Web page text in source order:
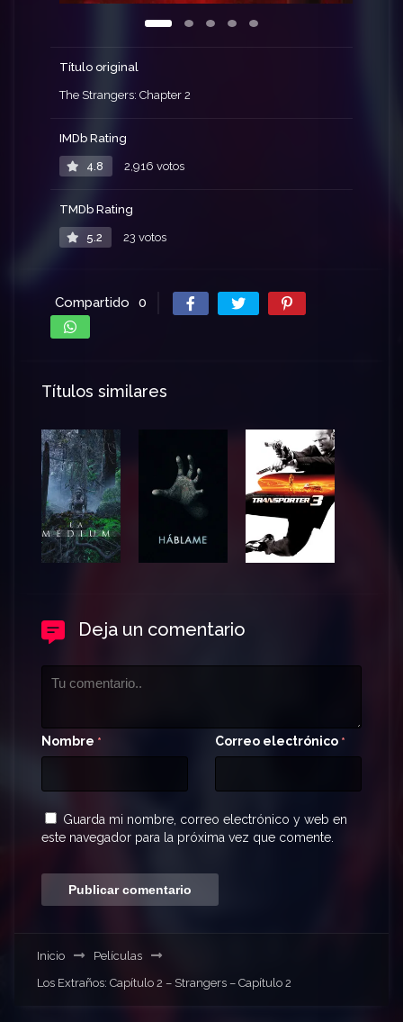
Título original
The Strangers: Chapter 2
IMDb Rating
4.8 2,916 votos
TMDb Rating
5.2 23 votos
Compartido 0
Títulos similares
Deja un comentario
Nombre * Correo electrónico *
Guarda mi nombre, correo electrónico y web en
este navegador para la próxima vez que comente.
Inicio
Películas
Los Extraños: Capítulo 2 – Strangers – Capítulo 2